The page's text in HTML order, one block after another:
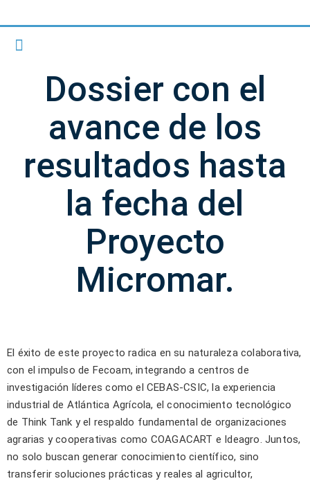
Dossier con el
avance de los
resultados hasta
la fecha del
Proyecto
Micromar.
El éxito de este proyecto radica en su naturaleza colaborativa,
con el impulso de Fecoam, integrando a centros de
investigación líderes como el CEBAS-CSIC, la experiencia
industrial de Atlántica Agrícola, el conocimiento tecnológico
de Think Tank y el respaldo fundamental de organizaciones
agrarias y cooperativas como COAGACART e Ideagro. Juntos,
no solo buscan generar conocimiento científico, sino
transferir soluciones prácticas y reales al agricultor,